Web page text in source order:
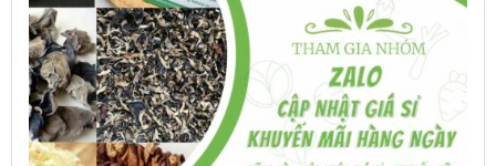
chọn
trên
trang
sản
phẩm
trên
trang
sản
phẩm